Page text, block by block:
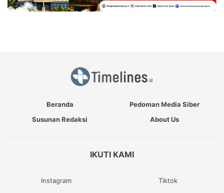
Beranda
Pedoman Media Siber
Susunan Redaksi
About Us
IKUTI KAMI
Instagram
Tiktok